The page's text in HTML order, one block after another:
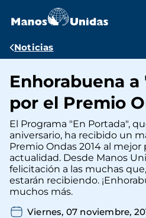
contenido
Ruta
navegación
Noticias
Enhorabuena
por el Premio
El Programa "En Portada",
aniversario, ha recibido un
Premio Ondas 2014 al mejor
actualidad. Desde Manos
felicitación a las muchas
estarán recibiendo.
muchos más.
Viernes, 07 noviembre,